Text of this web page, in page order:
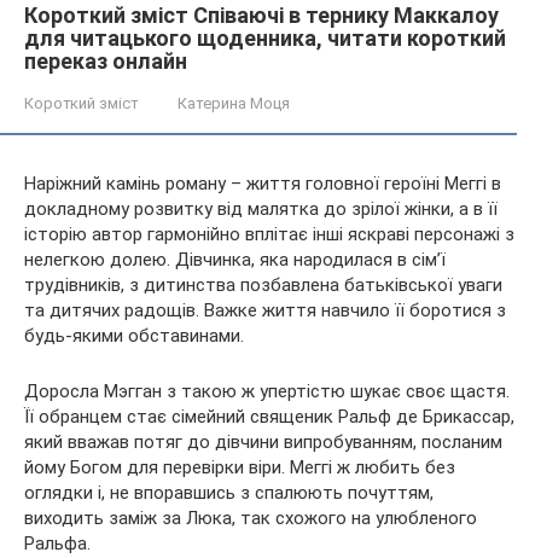
Короткий зміст Співаючі в тернику Маккалоу
для читацького щоденника, читати короткий
переказ онлайн
Короткий зміст Катерина Моця
Наріжний камінь роману – життя головної героїні Меггі в
докладному розвитку від малятка до зрілої жінки, а в її
історію автор гармонійно вплітає інші яскраві персонажі з
нелегкою долею. Дівчинка, яка народилася в сім’ї
трудівників, з дитинства позбавлена батьківської уваги
та дитячих радощів. Важке життя навчило її боротися з
будь-якими обставинами.
Доросла Мэгган з такою ж упертістю шукає своє щастя.
Її обранцем стає сімейний священик Ральф де Брикассар,
який вважав потяг до дівчини випробуванням, посланим
йому Богом для перевірки віри. Меггі ж любить без
оглядки і, не впоравшись з спалюють почуттям,
виходить заміж за Люка, так схожого на улюбленого
Ральфа.